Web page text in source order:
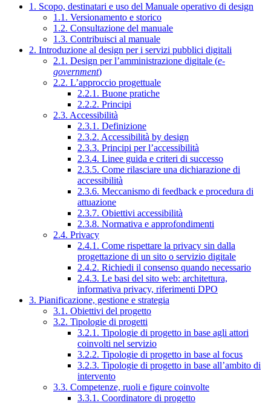
1. Scopo, destinatari e uso del Manuale operativo di design
1.1. Versionamento e storico
1.2. Consultazione del manuale
1.3. Contribuisci al manuale
2. Introduzione al design per i servizi pubblici digitali
2.1. Design per l’amministrazione digitale (e-
government)
2.2. L’approccio progettuale
2.2.1. Buone pratiche
2.2.2. Principi
2.3. Accessibilità
2.3.1. Definizione
2.3.2. Accessibilità by design
2.3.3. Principi per l’accessibilità
2.3.4. Linee guida e criteri di successo
2.3.5. Come rilasciare una dichiarazione di
accessibilità
2.3.6. Meccanismo di feedback e procedura di
attuazione
2.3.7. Obiettivi accessibilità
2.3.8. Normativa e approfondimenti
2.4. Privacy
2.4.1. Come rispettare la privacy sin dalla
progettazione di un sito o servizio digitale
2.4.2. Richiedi il consenso quando necessario
2.4.3. Le basi del sito web: architettura,
informativa privacy, riferimenti DPO
3. Pianificazione, gestione e strategia
3.1. Obiettivi del progetto
3.2. Tipologie di progetti
3.2.1. Tipologie di progetto in base agli attori
coinvolti nel servizio
3.2.2. Tipologie di progetto in base al focus
3.2.3. Tipologie di progetto in base all’ambito di
intervento
3.3. Competenze, ruoli e figure coinvolte
3.3.1. Coordinatore di progetto